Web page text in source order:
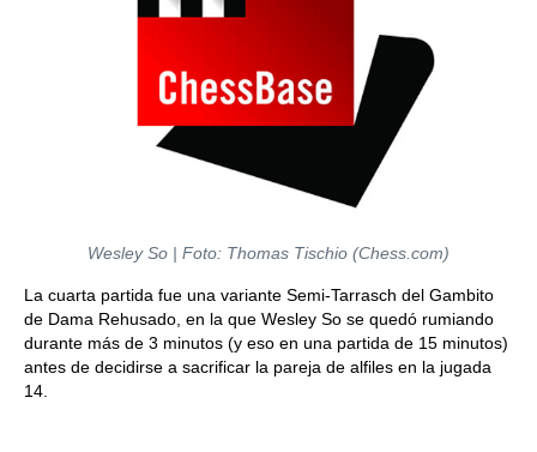
Wesley So | Foto: Thomas Tischio (Chess.com)
La cuarta partida fue una variante Semi-Tarrasch del Gambito
de Dama Rehusado, en la que Wesley So se quedó rumiando
durante más de 3 minutos (y eso en una partida de 15 minutos)
antes de decidirse a sacrificar la pareja de alfiles en la jugada
14.